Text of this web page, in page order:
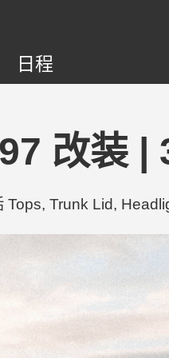
日程
改装 |
Trunk Lid,